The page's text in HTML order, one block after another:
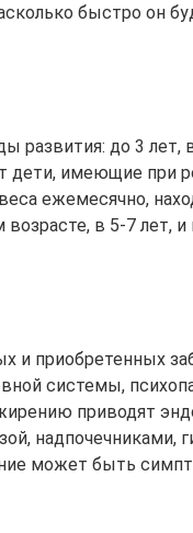
быстро он
развития: до 3
дети, имеющие при
ежемесячно,
в 5-7 лет, и
и приобретенных
системы,
приводят
надпочечниками,
может быть